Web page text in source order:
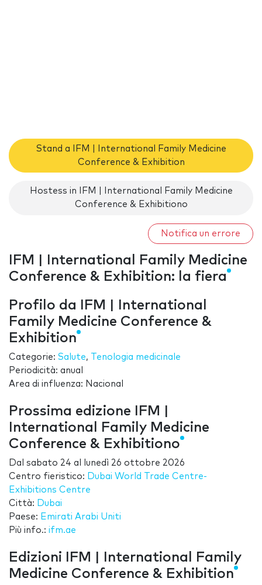
Stand a IFM | International Family Medicine
Conference & Exhibition
Hostess in IFM | International Family Medicine
Conference & Exhibitiono
Notifica un errore
IFM | International Family Medicine
Conference & Exhibition: la fiera
Profilo da IFM | International
Family Medicine Conference &
Exhibition
Categorie: Salute,
Tenologia medicinale
Periodicità: anual
Area di influenza: Nacional
Prossima edizione IFM |
International Family Medicine
Conference & Exhibitiono
Dal sabato 24 al
lunedì 26 ottobre 2026
Centro fieristico: Dubai World Trade Centre-
Exhibitions Centre
Città: Dubai
Paese: Emirati Arabi Uniti
Più info.: ifm.ae
Edizioni IFM | International Family
Medicine Conference & Exhibition